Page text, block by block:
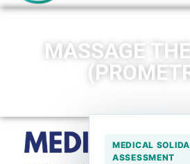
MEDICAL
ASSESSMENT
MASSAGE